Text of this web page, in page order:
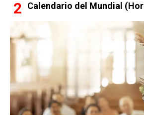
Calendario del Mundial